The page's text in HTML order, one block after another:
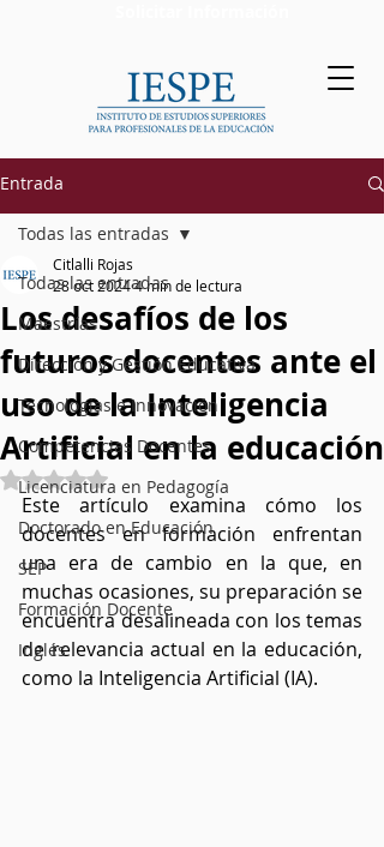
Entrada
Todas las entradas
Maestrías
Dirección y Gestión Educativa
Tecnologías e Innovación
Competencias Docentes
Licenciatura en Pedagogía
Doctorado en Educación
SEP
Formación Docente
Inglés
Todas las entradas
Los desafíos de los
futuros docentes ante el
uso de la Inteligencia
Artificial en la educación
Citlalli Rojas
28 oct 20244 min de lectura
Obtuvo NaN de 5 estrellas.
Este artículo examina cómo los
docentes en formación enfrentan
una era de cambio en la que, en
muchas ocasiones, su preparación se
encuentra desalineada con los temas
de relevancia actual en la educación,
como la Inteligencia Artificial (IA).